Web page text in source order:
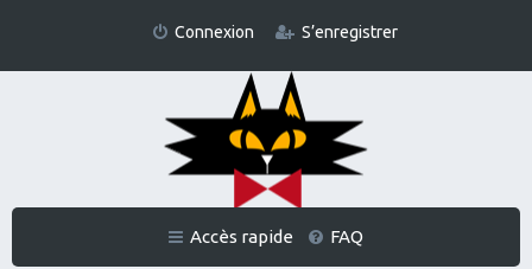
Connexion S’enregistrer
Accès rapide FAQ